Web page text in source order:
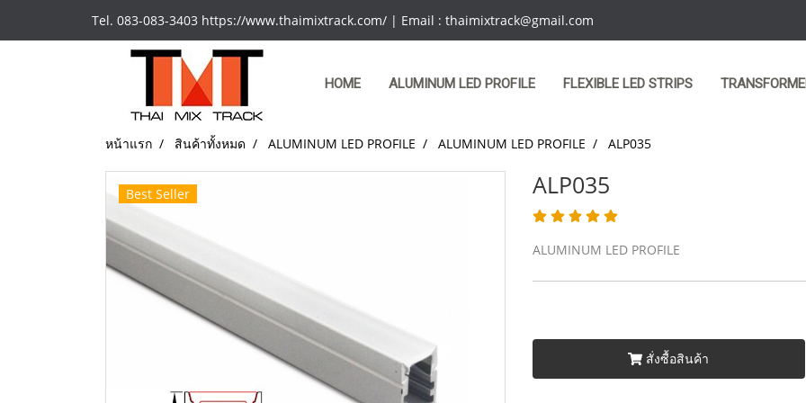
Tel. 083-083-3403 https://www.thaimixtrack.com/ | Email : thaimixtrack@gmail.com
HOME ALUMINUM LED PROFILE FLEXIBLE LED STRIPS
หน้าแรก สินค้าทั้งหมด ALUMINUM LED PROFILE ALUMINUM LED PROFILE ALP035
Best Seller ALP035
ALUMINUM LED PROFILE
สั่งซื้อสินค้า